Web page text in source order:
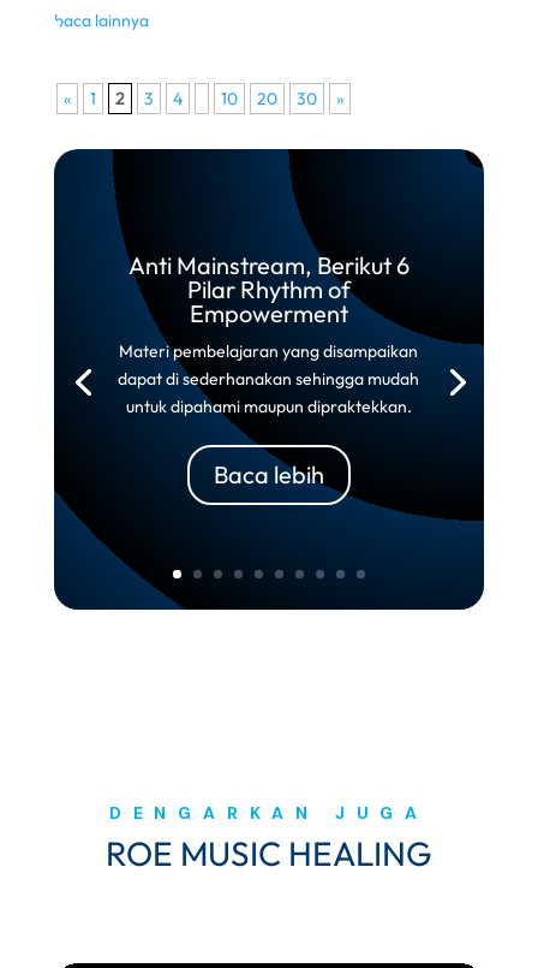
baca lainnya
« 1 2 3 4 10 20 30 »
Anti Mainstream, Berikut 6
Pilar Rhythm of
Empowerment
Materi pembelajaran yang disampaikan
dapat di sederhanakan sehingga mudah
untuk dipahami maupun dipraktekkan.
Baca lebih
DENGARKAN JUGA
ROE MUSIC HEALING